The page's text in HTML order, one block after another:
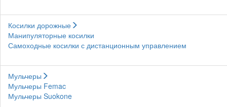
Косилки дорожные
Манипуляторные косилки
Самоходные косилки с дистанционным управлением
Мульчеры
Мульчеры Femac
Мульчеры Suokone